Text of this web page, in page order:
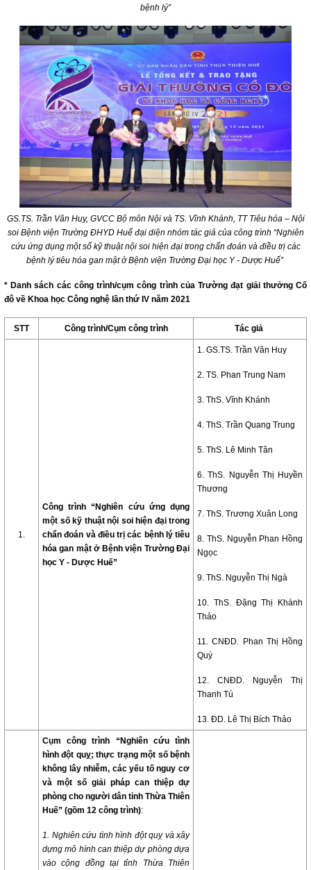
bệnh lý”
GS.TS. Trần Văn Huy, GVCC Bộ môn Nội và TS. Vĩnh Khánh, TT Tiêu hóa – Nội
soi Bệnh viện Trường ĐHYD Huế đại diện nhóm tác giả của công trình “Nghiên
cứu ứng dụng một số kỹ thuật nội soi hiện đại trong chẩn đoán và điều trị các
bệnh lý tiêu hóa gan mật ở Bệnh viện Trường Đại học Y - Dược Huế”
* Danh sách các công trình/cụm công trình của Trường đạt giải thưởng Cố
đô về Khoa học Công nghệ lần thứ IV năm 2021
STT Công trình/Cụm công trình Tác giả
1.
Công trình “Nghiên cứu ứng dụng
một số kỹ thuật nội soi hiện đại trong
chẩn đoán và điều trị các bệnh lý tiêu
hóa gan mật ở Bệnh viện Trường Đại
học Y - Dược Huế”
1. GS.TS. Trần Văn Huy
2. TS. Phan Trung Nam
3. ThS. Vĩnh Khánh
4. ThS. Trần Quang Trung
5. ThS. Lê Minh Tân
6. ThS. Nguyễn Thị Huyền
Thương
7. ThS. Trương Xuân Long
8. ThS. Nguyễn Phan Hồng
Ngọc
9. ThS. Nguyễn Thị Ngà
10. ThS. Đặng Thị Khánh
Thảo
11. CNĐD. Phan Thị Hồng
Quý
12. CNĐD. Nguyễn Thị
Thanh Tú
13. ĐD. Lê Thị Bích Thảo
Cụm công trình “Nghiên cứu tình
hình đột quỵ; thực trạng một số bệnh
không lây nhiễm, các yếu tố nguy cơ
và một số giải pháp can thiệp dự
phòng cho người dân tỉnh Thừa Thiên
Huế” (gồm 12 công trình):
1. Nghiên cứu tình hình đột quỵ và xây
dựng mô hình can thiệp dự phòng dựa
vào cộng đồng tại tỉnh Thừa Thiên